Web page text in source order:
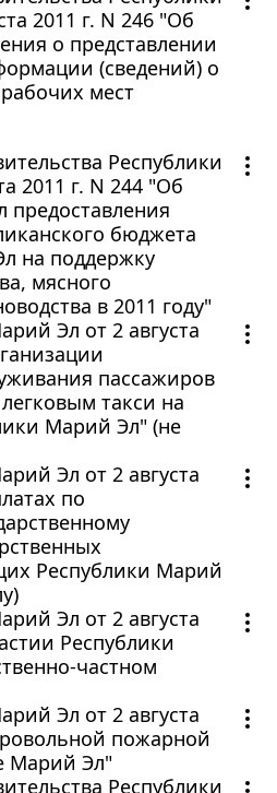
2011 г. N 246 "Об
о представлении
(сведений) о
мест
Республики
2011 г. N 244 "Об
предоставления
бюджета
на поддержку
мясного
в 2011 году"
Эл от 2 августа
пассажиров
такси на
Марий Эл" (не
Эл от 2 августа
по
Республики Марий
Эл от 2 августа
Республики
частном
Эл от 2 августа
пожарной
Марий Эл"
Республики